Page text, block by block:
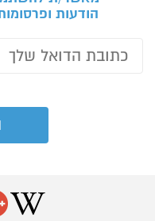
הודעות